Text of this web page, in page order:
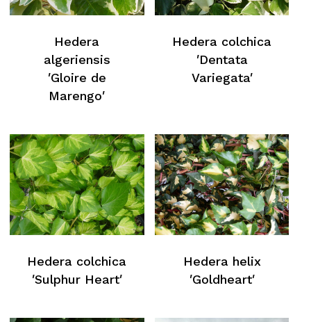
Hedera
algeriensis
′Gloire de
Marengo′
Hedera colchica
′Dentata
Variegata′
Hedera colchica
′Sulphur Heart′
Hedera helix
′Goldheart′